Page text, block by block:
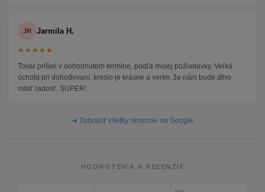
JH Jarmila H.
★★★★★
Tovar prišiel v dohodnutom termíne, podľa mojej požiadavky. Veľká
ochota pri dohodovaní, kreslo je krásne a verím, že nám bude dlho
robiť radosť. SUPER!
➜ Zobraziť všetky recenzie na Google
HODNOTENIA A RECENZIE